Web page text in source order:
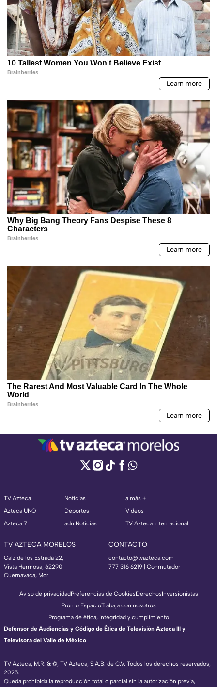
TV Azteca
Azteca UNO
Azteca 7
Noticias
Deportes
adn Noticias
a más +
Videos
TV Azteca Internacional
TV AZTECA MORELOS
Calz de los Estrada 22,
Vista Hermosa, 62290
Cuernavaca, Mor.
CONTACTO
contacto@tvazteca.com
777 316 6219 | Conmutador
TV Azteca, M.R. & ©, TV Azteca, S.A.B. de C.V. Todos los derechos reservados,
2025.
Queda prohibida la reproducción total o parcial sin la autorización previa,
Aviso de privacidadPreferencias de CookiesDerechosInversionistas
Promo EspacioTrabaja con nosotros
Programa de ética, integridad y cumplimiento
Defensor de Audiencias y Código de Ética de Televisión Azteca III y
Televisora del Valle de México